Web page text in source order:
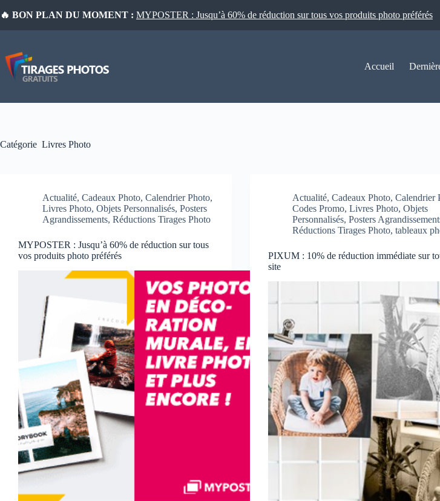
au
🔥 BON PLAN DU MOMENT : MYPOSTER : Jusqu’à 60% de réduction sur tous vos produits photo préférés
Accueil
Catégorie Livres Photo
Actualité, Cadeaux Photo, Calendrier Photo,
Livres Photo, Objets Personnalisés, Posters
Agrandissements, Réductions Tirages Photo
MYPOSTER : Jusqu’à 60% de réduction sur tous
vos produits photo préférés
Actualité,Cadeaux Photo,Calendrier
Codes Promo,Livres Photo,Objets
Personnalisés,Posters
Réductions Tirages Photo,tableaux
PIXUM : 10% de réduction immédiate sur
site